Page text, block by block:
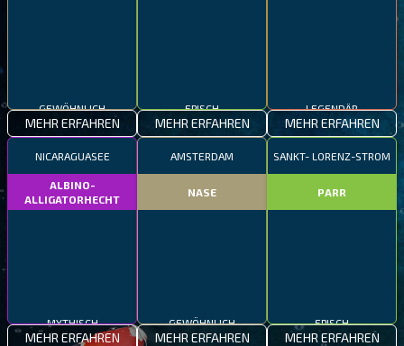
GEWÖHNLICH
MEHR ERFAHREN
EPISCH
MEHR ERFAHREN
LEGENDÄR
MEHR ERFAHREN
NICARAGUASEE
ALBINO-
ALLIGATORHECHT
MYTHISCH
MEHR ERFAHREN
AMSTERDAM
NASE
GEWÖHNLICH
MEHR ERFAHREN
SANKT- LORENZ-STROM
PARR
EPISCH
MEHR ERFAHREN